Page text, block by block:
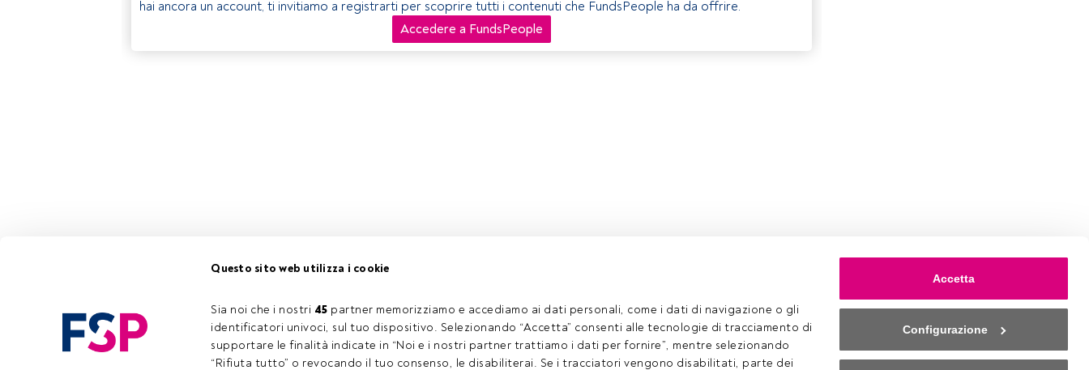
Questo sito web utilizza i cookie
Sia noi che i nostri 45 partner memorizziamo e accediamo ai dati personali, come i dati di navigazione o gli
identificatori univoci, sul tuo dispositivo. Selezionando “Accetta” consenti alle tecnologie di tracciamento di
supportare le finalità indicate in “Noi e i nostri partner trattiamo i dati per fornire”, mentre selezionando
“Rifiuta tutto” o revocando il tuo consenso, le disabiliterai. Se i tracciatori vengono disabilitati, parte dei
Accetta
Configurazione
hai ancora un account, ti invitiamo a registrarti per scoprire tutti i contenuti che FundsPeople ha da offrire.
Accedere a FundsPeople